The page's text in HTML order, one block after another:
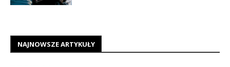
NAJNOWSZE ARTYKUŁY